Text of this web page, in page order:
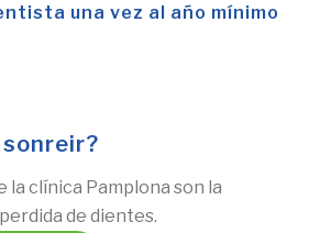
una vez al año mínimo
la clínica Pamplona son la
de dientes.